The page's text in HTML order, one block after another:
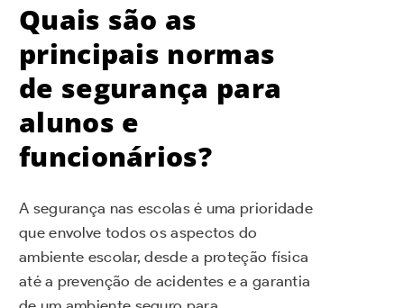
Quais são as
principais normas
de segurança para
alunos e
funcionários?
A segurança nas escolas é uma prioridade
que envolve todos os aspectos do
ambiente escolar, desde a proteção física
até a prevenção de acidentes e a garantia